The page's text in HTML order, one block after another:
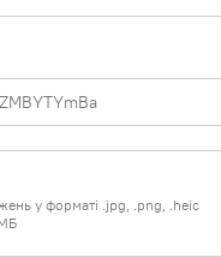
у форматі .jpg, .png, .heic